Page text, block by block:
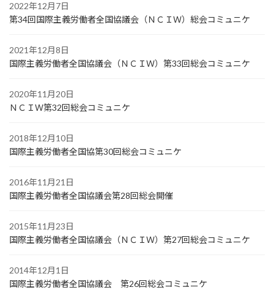
2022年12月7日
第34回国際主義労働者全国協議会（ＮＣＩＷ）総会コミュニケ
2021年12月8日
国際主義労働者全国協議会（ＮＣＩＷ）第33回総会コミュニケ
2020年11月20日
ＮＣＩＷ第32回総会コミュニケ
2018年12月10日
国際主義労働者全国協第30回総会コミュニケ
2016年11月21日
国際主義労働者全国協議会第28回総会開催
2015年11月23日
国際主義労働者全国協議会（ＮＣＩＷ）第27回総会コミュニケ
2014年12月1日
国際主義労働者全国協議会 第26回総会コミュニケ